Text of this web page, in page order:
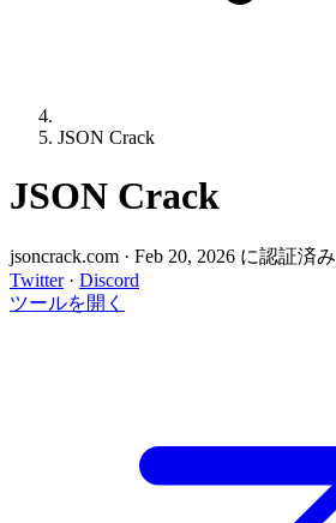
JSON Crack
JSON Crack
jsoncrack.com · Feb 20, 2026 に認証済み
Twitter · Discord
ツールを開く